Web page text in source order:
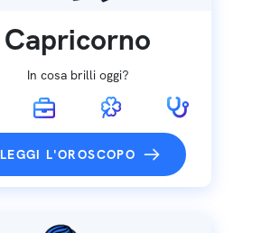
Capricorno
In cosa brilli oggi?
LEGGI L'OROSCOPO